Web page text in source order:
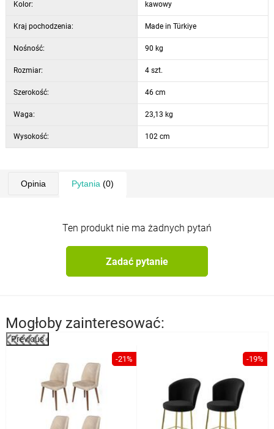
Kolor: kawowy
Kraj pochodzenia: Made in Türkiye
Nośność: 90 kg
Rozmiar: 4 szt.
Szerokość: 46 cm
Waga: 23,13 kg
Wysokość: 102 cm
Opinia Pytania (0)
Ten produkt nie ma żadnych pytań
Zadać pytanie
Mogłoby zainteresować:
Previous
-21% -19%